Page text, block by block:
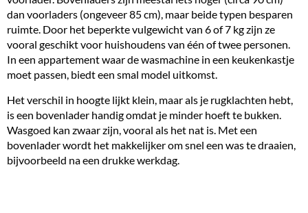
dan voorladers (ongeveer 85 cm), maar beide typen besparen
ruimte. Door het beperkte vulgewicht van 6 of 7 kg zijn ze
vooral geschikt voor huishoudens van één of twee personen.
In een appartement waar de wasmachine in een keukenkastje
moet passen, biedt een smal model uitkomst.
Het verschil in hoogte lijkt klein, maar als je rugklachten hebt,
is een bovenlader handig omdat je minder hoeft te bukken.
Wasgoed kan zwaar zijn, vooral als het nat is. Met een
bovenlader wordt het makkelijker om snel een was te draaien,
bijvoorbeeld na een drukke werkdag.